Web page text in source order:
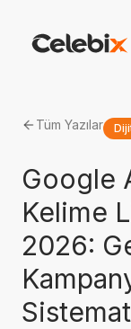
Tüm Yazılar
Google
Kelime
2026: